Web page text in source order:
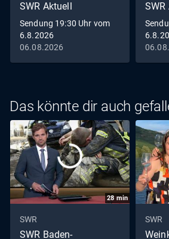
SWR Aktuell
Sendung 19:30 Uhr vom
6.8.2026
06.08.2026
SWR
Das könnte dir auch
28min
SWR
SWR Baden-
SWR